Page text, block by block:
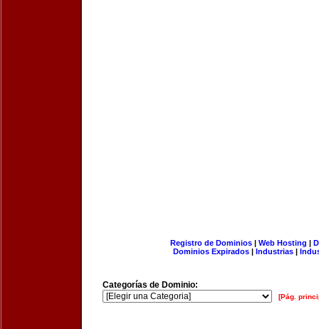
Registro de Dominios| Web Hosting |
Dominios Expirados | Industrias |
Categorías de Dominio:
[Pág.